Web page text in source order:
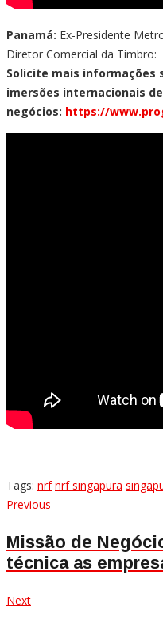
Panamá: Ex-Presidente
Diretor Comercial da Timbro:
Solicite mais informações
imersões internacionais de
negócios: https://
Tags: nrf nrf singapura
Navegação
de
Post
Previous
Missão de
técnica as
NextNext